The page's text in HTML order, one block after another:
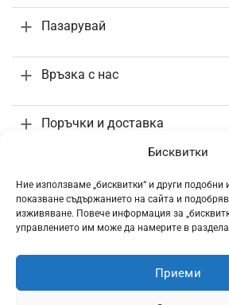
Бисквитки
Ние използваме „бисквитки“ и други подобни
показване съдържанието на сайта и
изживяване. Повече информация за
управлението им може да намерите в
Приеми
Пазарувай
Връзка с нас
Поръчки и доставка
Всички цени са с